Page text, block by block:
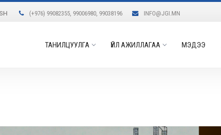
(+976) 99082355, 99006980, 99038196 INFO@JGI.MN
ТАНИЛЦУУЛГА ҮЙЛ АЖИЛЛАГАА МЭДЭЭ